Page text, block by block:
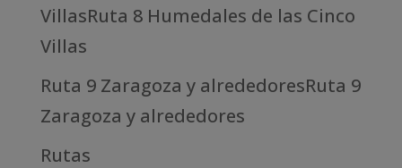
VillasRuta 8 Humedales de las Cinco
Villas
Ruta 9 Zaragoza y alrededoresRuta 9
Zaragoza y alrededores
Rutas